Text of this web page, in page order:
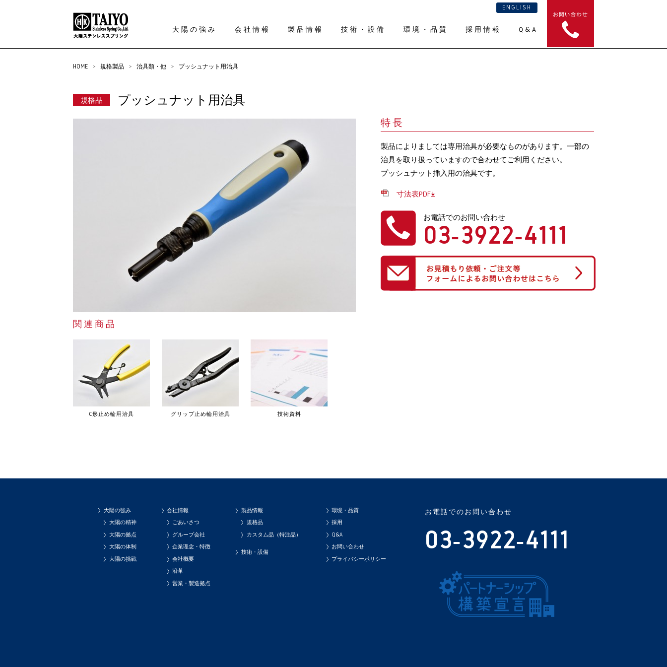
ENGLISH
大陽の強み 会社情報 製品情報 技術・設備 環境・品質 採用情報 Q&A
HOME > 規格製品 > 治具類・他 > プッシュナット用治具
規格品 プッシュナット用治具
特長
製品によりましては専用治具が必要なものがあります。一部の
治具を取り扱っていますので合わせてご利用ください。
プッシュナット挿入用の治具です。
寸法表PDF
お電話でのお問い合わせ
03-3922-4111
関連商品
C形止め輪用治具 グリップ止め輪用治具 技術資料
大陽の強み
大陽の精神
大陽の拠点
大陽の体制
大陽の挑戦
会社情報
ごあいさつ
グループ会社
企業理念・特徴
会社概要
沿革
営業・製造拠点
製品情報
規格品
カスタム品（特注品）
技術・設備
環境・品質
採用
Q&A
お問い合わせ
プライバシーポリシー
お電話でのお問い合わせ
03-3922-4111